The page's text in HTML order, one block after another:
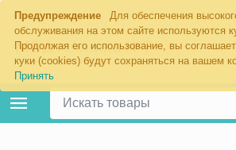
Предупреждение
Для обеспечения
обслуживания на этом сайте используются
Продолжая его использование, вы
куки (cookies) будут сохраняться на вашем
Принять